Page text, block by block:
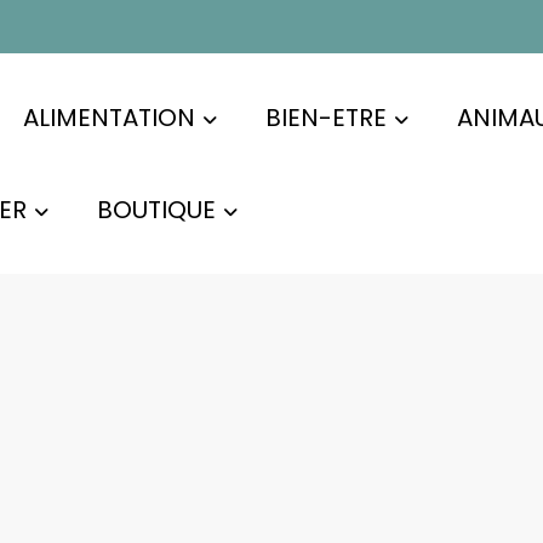
ALIMENTATION BIEN-ETRE
BOUTIQUE